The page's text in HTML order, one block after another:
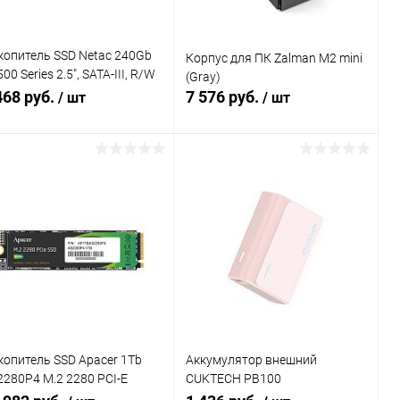
SSD Netac 240Gb
Series 2.5", SATA-III, R/W
450MB/s, 3D NAND,
руб. / шт
сравнению
В избранное В наличии
Корпус для ПК Zalman M2 mini
(Gray)
7 576 руб. / шт
Купить в 1
сравнению
В избранное
SSD Apacer 1Tb
M.2 2280 PCI-E
Аккумулятор внешний
CUKTECH PB100